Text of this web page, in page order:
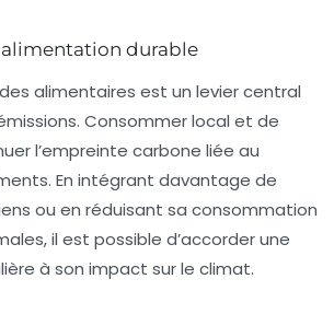
durable
alimentaires est un levier central
Consommer local et de
l’empreinte carbone liée au
En intégrant davantage de
ou en réduisant sa consommation
il est possible d’accorder une
à son impact sur le climat.